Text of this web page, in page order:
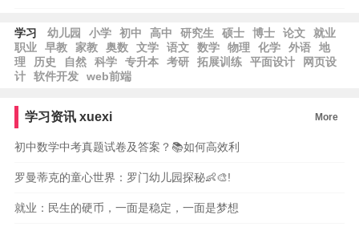
学习 幼儿园 小学 初中 高中 研究生 硕士 博士 论文
就业
职业
早教 家教 奥数 文学 语文 数学 物理 化学 外语
地
理
历史 自然 科学 专升本 考研 拓展训练 平面设计
网页设
计
软件开发 web前端
学习资讯 xuexi More
初中数学中考真题试卷及答案？📚如何高效利
罗曼蒂克的童心世界：罗门幼儿园探秘👶🎨!
就业：民生的硬币，一面是稳定，一面是梦想